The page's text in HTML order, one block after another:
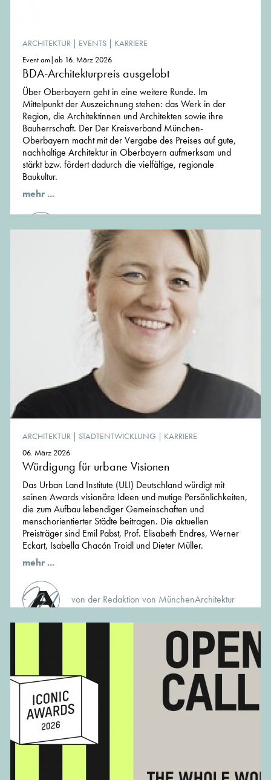
ARCHITEKTUR | EVENTS | KARRIERE
Event am|ab 16. März 2026
BDA-Architekturpreis ausgelobt
Über Oberbayern geht in eine weitere Runde. Im
Mittelpunkt der Auszeichnung stehen: das Werk in der
Region, die Architektinnen und Architekten sowie ihre
Bauherrschaft. Der Der Kreisverband München-
Oberbayern macht mit der Vergabe des Preises auf gute,
nachhaltige Architektur in Oberbayern aufmerksam und
stärkt bzw. fördert dadurch die vielfältige, regionale
Baukultur.
mehr ...
von der Redaktion von MünchenArchitektur
ARCHITEKTUR | STADTENTWICKLUNG | KARRIERE
06. März 2026
Würdigung für urbane Visionen
Das Urban Land Institute (ULI) Deutschland würdigt mit
seinen Awards visionäre Ideen und mutige Persönlichkeiten,
die zum Aufbau lebendiger Gemeinschaften und
menschorientierter Städte beitragen. Die aktuellen
Preisträger sind Emil Pabst, Prof. Elisabeth Endres, Werner
Eckart, Isabella Chacón Troidl und Dieter Müller.
mehr ...
von der Redaktion von MünchenArchitektur